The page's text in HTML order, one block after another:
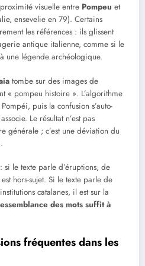
visuelle entre Pompeu et
ensevelie en 79). Certains
les références : ils glissent
antique italienne, comme si le
une légende archéologique.
tombe sur des images de
« pompeu histoire ». L’algorithme
puis la confusion s’auto-
Le résultat n’est pas
générale ; c’est une déviation du
le texte parle d’éruptions, de
hors-sujet. Si le texte parle de
catalanes, il est sur la
des mots suffit à
fréquentes dans les